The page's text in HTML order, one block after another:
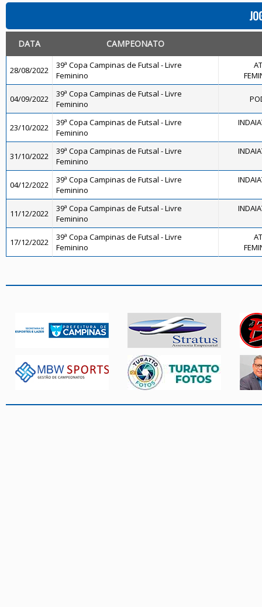
DATA CAMPEONATO
28/08/2022
39ª Copa Campinas de Futsal - Livre
Feminino
04/09/2022
39ª Copa Campinas de Futsal - Livre
Feminino
23/10/2022
39ª Copa Campinas de Futsal - Livre
Feminino
31/10/2022
39ª Copa Campinas de Futsal - Livre
Feminino
04/12/2022
39ª Copa Campinas de Futsal - Livre
Feminino
11/12/2022
39ª Copa Campinas de Futsal - Livre
Feminino
17/12/2022
39ª Copa Campinas de Futsal - Livre
Feminino